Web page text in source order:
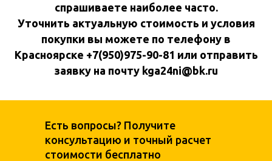
спрашиваете наиболее часто.
Уточнить актуальную стоимость и условия
покупки вы можете по телефону в
Красноярске +7(950)975-90-81 или отправить
заявку на почту kga24ni@bk.ru
Есть вопросы? Получите
консультацию и точный расчет
стоимости бесплатно